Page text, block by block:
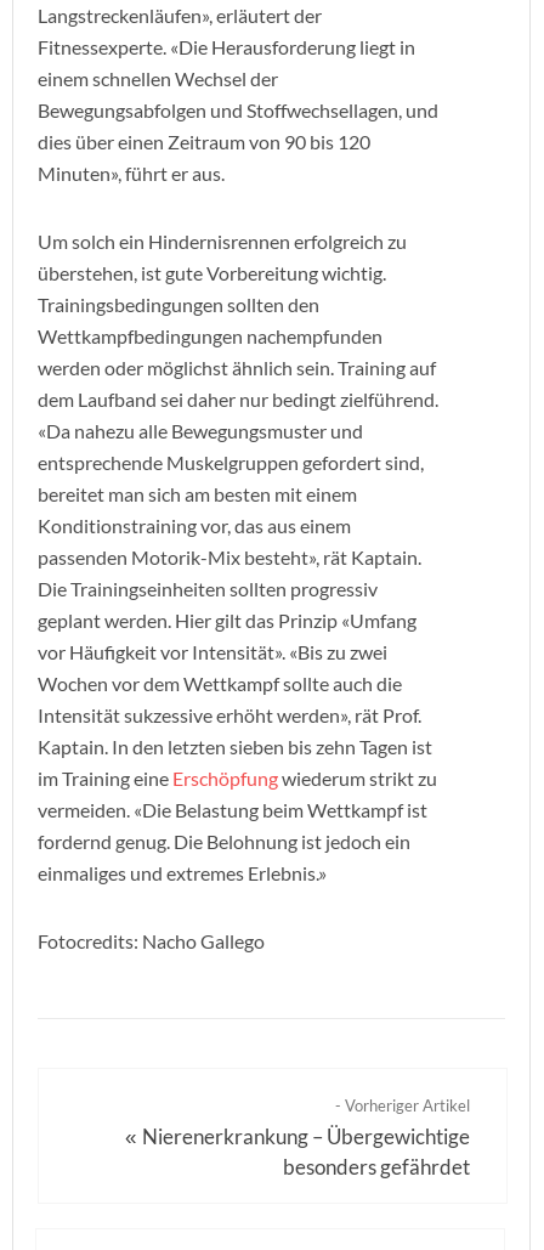
Langstreckenläufen», erläutert der
Fitnessexperte. «Die Herausforderung liegt in
einem schnellen Wechsel der
Bewegungsabfolgen und Stoffwechsellagen, und
dies über einen Zeitraum von 90 bis 120
Minuten», führt er aus.
Um solch ein Hindernisrennen erfolgreich zu
überstehen, ist gute Vorbereitung wichtig.
Trainingsbedingungen sollten den
Wettkampfbedingungen nachempfunden
werden oder möglichst ähnlich sein. Training auf
dem Laufband sei daher nur bedingt zielführend.
«Da nahezu alle Bewegungsmuster und
entsprechende Muskelgruppen gefordert sind,
bereitet man sich am besten mit einem
Konditionstraining vor, das aus einem
passenden Motorik-Mix besteht», rät Kaptain.
Die Trainingseinheiten sollten progressiv
geplant werden. Hier gilt das Prinzip «Umfang
vor Häufigkeit vor Intensität». «Bis zu zwei
Wochen vor dem Wettkampf sollte auch die
Intensität sukzessive erhöht werden», rät Prof.
Kaptain. In den letzten sieben bis zehn Tagen ist
im Training eine Erschöpfungwiederum strikt zu
vermeiden. «Die Belastung beim Wettkampf ist
fordernd genug. Die Belohnung ist jedoch ein
einmaliges und extremes Erlebnis.»
Fotocredits: Nacho Gallego
- Vorheriger Artikel
« Nierenerkrankung – Übergewichtige
besonders gefährdet